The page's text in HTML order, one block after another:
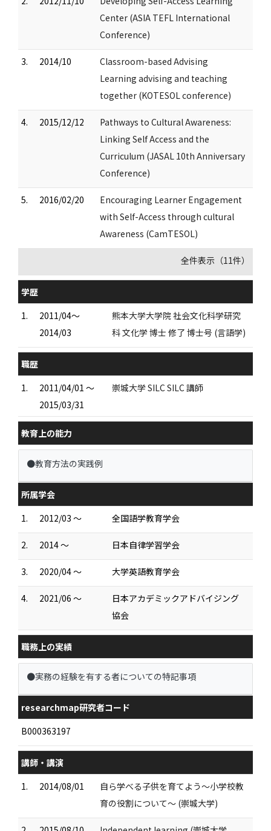
Center (ASIA TEFL International
Conference)
3. 2014/10
Classroom-based Advising
Learning advising and teaching
together (KOTESOL conference)
4. 2015/12/12
Pathways to Cultural Awareness:
Linking Self Access and the
Curriculum (JASAL 10th Anniversary
Conference)
5. 2016/02/20
Encouraging Learner Engagement
with Self-Access through cultural
Awareness (CamTESOL)
全件表示（11件）
学歴
1.
2011/04～
2014/03
熊本大学大学院 社会文化科学研究
科 文化学 博士 修了 博士号 (言語学)
職歴
1.
2011/04/01 ～
2015/03/31
崇城大学 SILC SILC 講師
教育上の能力
●教育方法の実践例
所属学会
1.
2012/03 ～ 全国語学教育学会
2. 2014 ～ 日本自律学習学会
3. 2020/04 ～ 大学英語教育学会
4. 2021/06 ～
日本アカデミックアドバイジング
協会
職務上の実績
●実務の経験を有する者についての特記事項
researchmap研究者コード
B000363197
講師・講演
1.
2014/08/01
自ら学べる子供を育てよう～小学校教
育の役割について～ (崇城大学)